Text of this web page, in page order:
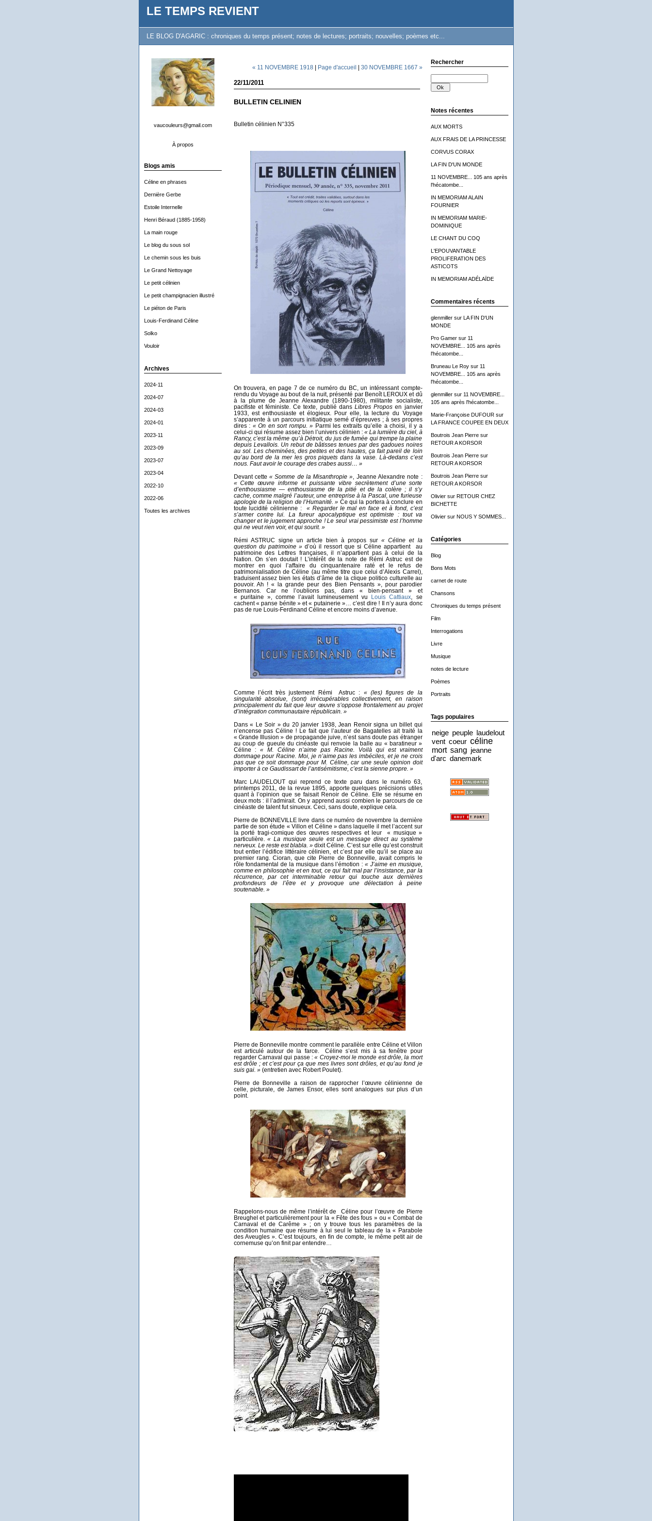
LE TEMPS REVIENT
LE BLOG D'AGARIC : chroniques du temps présent; notes de lectures; portraits; nouvelles; poèmes etc...
vaucouleurs@gmail.com
À propos
Blogs amis
Céline en phrases
Dernière Gerbe
Estoile Internelle
Henri Béraud (1885-1958)
La main rouge
Le blog du sous sol
Le chemin sous les buis
Le Grand Nettoyage
Le petit célinien
Le petit champignacien illustré
Le piéton de Paris
Louis-Ferdinand Céline
Solko
Vouloir
Archives
2024-11
2024-07
2024-03
2024-01
2023-11
2023-09
2023-07
2023-04
2022-10
2022-06
Toutes les archives
Rechercher
Notes récentes
AUX MORTS
AUX FRAIS DE LA PRINCESSE
CORVUS CORAX
LA FIN D'UN MONDE
11 NOVEMBRE... 105 ans après
l'hécatombe...
IN MEMORIAM ALAIN
FOURNIER
IN MEMORIAM MARIE-
DOMINIQUE
LE CHANT DU COQ
L'EPOUVANTABLE
PROLIFERATION DES
ASTICOTS
IN MEMORIAM ADÉLAÏDE
Commentaires récents
glenmillersur LA FIN D'UN
MONDE
Pro Gamersur 11
NOVEMBRE... 105 ans après
l'hécatombe...
Bruneau Le Roysur 11
NOVEMBRE... 105 ans après
l'hécatombe...
glenmillersur 11 NOVEMBRE...
105 ans après l'hécatombe...
Marie-Françoise DUFOURsur
LA FRANCE COUPEE EN DEUX
Boutrois Jean Pierresur
RETOUR A KORSOR
Boutrois Jean Pierresur
RETOUR A KORSOR
Boutrois Jean Pierresur
RETOUR A KORSOR
Oliviersur RETOUR CHEZ
BICHETTE
Oliviersur NOUS Y SOMMES...
Catégories
Blog
Bons Mots
carnet de route
Chansons
Chroniques du temps présent
Film
Interrogations
Livre
Musique
notes de lecture
Poèmes
Portraits
Tags populaires
neige peuple laudelout
vent coeur céline
mort sang jeanne
d'arc danemark
« 11 NOVEMBRE 1918| Page d'accueil | 30 NOVEMBRE 1667 »
22/11/2011
BULLETIN CELINIEN
Bulletin célinien N°335
On trouvera, en page 7 de ce numéro du BC, un intéressant compte-
rendu du Voyage au bout de la nuit, présenté par Benoît LEROUX et dû
à la plume de Jeanne Alexandre (1890-1980), militante socialiste,
pacifiste et féministe. Ce texte, publié dans Libres Propos en janvier
1933, est enthousiaste et élogieux. Pour elle, la lecture du Voyage
s’apparente à un parcours initiatique semé d’épreuves ; à ses propres
dires : « On en sort rompu. » Parmi les extraits qu’elle a choisi, il y a
celui-ci qui résume assez bien l’univers célinien : « La lumière du ciel, à
Rancy, c’est la même qu’à Détroit, du jus de fumée qui trempe la plaine
depuis Levallois. Un rebut de bâtisses tenues par des gadoues noires
au sol. Les cheminées, des petites et des hautes, ça fait pareil de loin
qu’au bord de la mer les gros piquets dans la vase. Là-dedans c’est
nous. Faut avoir le courage des crabes aussi… »
Devant cette« Somme de la Misanthropie » , Jeanne Alexandre note :
« Cette œuvre informe et puissante vibre secrètement d’une sorte
d’enthousiasme — enthousiasme de la pitié et de la colère ; il s’y
cache, comme malgré l’auteur, une entreprise à la Pascal, une furieuse
apologie de la religion de l’Humanité. » Ce qui la portera à conclure en
toute lucidité célinienne : « Regarder le mal en face et à fond, c’est
s’armer contre lui. La fureur apocalyptique est optimiste : tout va
changer et le jugement approche ! Le seul vrai pessimiste est l’homme
qui ne veut rien voir, et qui sourit. »
Rémi ASTRUC signe un article bien à propos sur« Céline et la
question du patrimoine » d’où il ressort que si Céline appartient
au
patrimoine des Lettres françaises, il n’appartient pas à celui de la
Nation. On s’en doutait ! L’intérêt de la note de Rémi Astruc est de
montrer en quoi l’affaire du cinquantenaire raté et le refus de
patrimonialisation de Céline (au même titre que celui d’Alexis Carrel),
traduisent assez bien les états d’âme de la clique politico culturelle au
pouvoir. Ah ! « la grande peur des Bien Pensants », pour parodier
Bernanos. Car ne l’oublions pas, dans « bien-pensant » et
« puritaine », comme l’avait lumineusement vu Louis Cattiaux , se
cachent « panse bénite » et « putainerie »… c’est dire ! Il n’y aura donc
pas de rue Louis-Ferdinand Céline et encore moins d’avenue.
Comme l’écrit très justement Rémi Astruc : « (les) figures de la
singularité absolue, (sont) irrécupérables collectivement, en raison
principalement du fait que leur œuvre s’oppose frontalement au projet
d’intégration communautaire républicain. »
Dans « Le Soir » du 20 janvier 1938, Jean Renoir signa un billet qui
n’encense pas Céline ! Le fait que l’auteur de Bagatelles ait traité la
« Grande Illusion » de propagande juive, n’est sans doute pas étranger
au coup de gueule du cinéaste qui renvoie la balle au « baratineur »
Céline :« M. Céline n’aime pas Racine. Voilà qui est vraiment
dommage pour Racine. Moi, je n’aime pas les imbéciles, et je ne crois
pas que ce soit dommage pour M. Céline, car une seule opinion doit
importer à ce Gaudissart de l’antisémitisme, c’est la sienne propre. »
Marc LAUDELOUT qui reprend ce texte paru dans le numéro 63,
printemps 2011, de la revue 1895, apporte quelques précisions utiles
quant à l’opinion que se faisait Renoir de Céline. Elle se résume en
deux mots : il l’admirait. On y apprend aussi combien le parcours de ce
cinéaste de talent fut sinueux. Ceci, sans doute, explique cela.
Pierre de BONNEVILLE livre dans ce numéro de novembre la dernière
partie de son étude « Villon et Céline » dans laquelle il met l’accent sur
la porté tragi-comique des œuvres respectives et leur « musique »
particulière.« La musique seule est un message direct au système
nerveux. Le reste est blabla. »dixit Céline. C’est sur elle qu’est construit
tout entier l’édifice littéraire célinien, et c’est par elle qu’il se place au
premier rang. Cioran, que cite Pierre de Bonneville, avait compris le
rôle fondamental de la musique dans l’émotion :« J’aime en musique,
comme en philosophie et en tout, ce qui fait mal par l’insistance, par la
récurrence, par cet interminable retour qui touche aux dernières
profondeurs de l’être et y provoque une délectation à peine
soutenable. »
Pierre de Bonneville montre comment le parallèle entre Céline et Villon
est articulé autour de la farce. Céline s’est mis à sa fenêtre pour
regarder Carnaval qui passe :« Croyez-moi le monde est drôle, la mort
est drôle ; et c’est pour ça que mes livres sont drôles, et qu’au fond je
suis gai. »(entretien avec Robert Poulet).
Pierre de Bonneville a raison de rapprocher l’œuvre célinienne de
celle, picturale, de James Ensor, elles sont analogues sur plus d’un
point.
Rappelons-nous de même l’intérêt de Céline pour l’œuvre de Pierre
Breughel et particulièrement pour la « Fête des fous » ou « Combat de
Carnaval et de Carême » ; on y trouve tous les paramètres de la
condition humaine que résume à lui seul le tableau de la « Parabole
des Aveugles ». C’est toujours, en fin de compte, le même petit air de
cornemuse qu’on finit par entendre…